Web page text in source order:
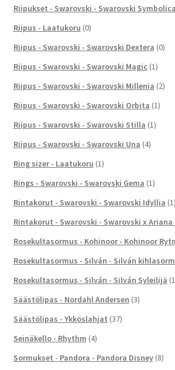
Riipukset - Swarovski - Swarovski Symbolica
Riipus - Laatukoru (0)
Riipus - Swarovski - Swarovski Dextera (0)
Riipus - Swarovski - Swarovski Magic (1)
Riipus - Swarovski - Swarovski Millenia (2)
Riipus - Swarovski - Swarovski Orbita (1)
Riipus - Swarovski - Swarovski Stilla (1)
Riipus - Swarovski - Swarovski Una (4)
Ring sizer - Laatukoru (1)
Rings - Swarovski - Swarovski Gema (1)
Rintakorut - Swarovski - Swarovski Idyllia (1)
Rintakorut - Swarovski - Swarovski x Ariana
Rosekultasormus - Kohinoor - Kohinoor
Rosekultasormus - Silván - Silván
Rosekultasormus - Silván - Silván Syleilijä
Säästölipas - Nordahl Andersen (3)
Säästölipas - Ykköslahjat (37)
Seinäkello - Rhythm (4)
Sormukset - Pandora - Pandora Disney (8)